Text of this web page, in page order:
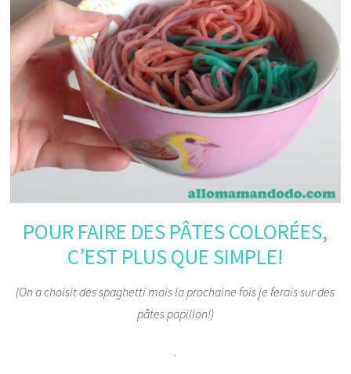
POUR FAIRE DES PÂTES COLORÉES,
C’EST PLUS QUE SIMPLE!
(On a choisit des spaghetti mais la prochaine fois je ferais sur des
pâtes papillon!)